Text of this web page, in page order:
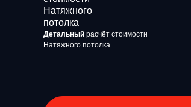
Детальный расчёт стоимости
Натяжного потолка